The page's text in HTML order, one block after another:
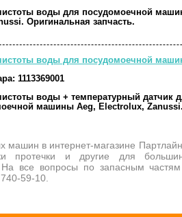
воды для посудомоечной
Оригинальная запчасть.
воды для посудомоечной
1113369001
воды + температурный датчик
машины Aeg, Electrolux, Zanussi.
машин в интернет-магазине
протечки и другие для
все вопросы по запасным
59-10.